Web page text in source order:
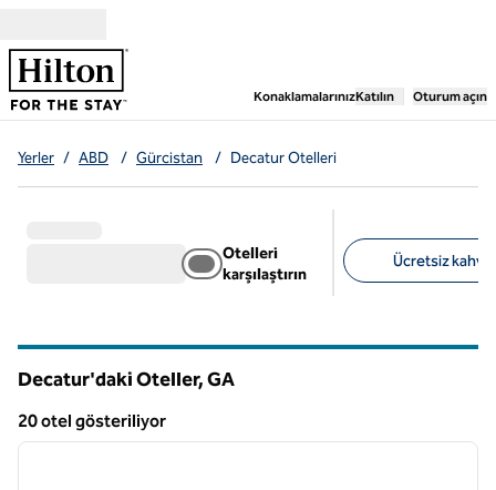
Konaklamalarınız,Yeni bir sekme
Katılın Oturum açın
Yerler / ABD / Gürcistan / Decatur Otelleri
Otelleri
karşılaştırın
Ücretsiz
Decatur'daki Oteller,GA
20 otel gösteriliyor
20 otel gösteriliyor
1 / 12